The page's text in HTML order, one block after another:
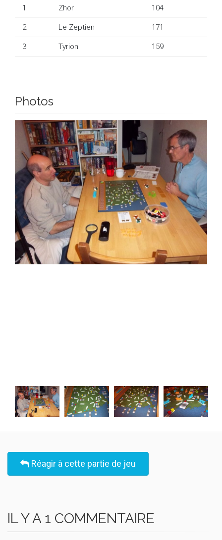
1 Zhor 104
2 Le Zeptien 171
3 Tyrion 159
Photos
Réagir à cette partie de jeu
IL Y A 1 COMMENTAIRE